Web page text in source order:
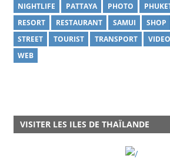
NIGHTLIFE
PATTAYA PHOTO
RESORT
RESTAURANT SAMUI SHOP
STREET
TOURIST TRANSPORT VIDEO
WEB
VISITER LES ILES DE THAÏLANDE